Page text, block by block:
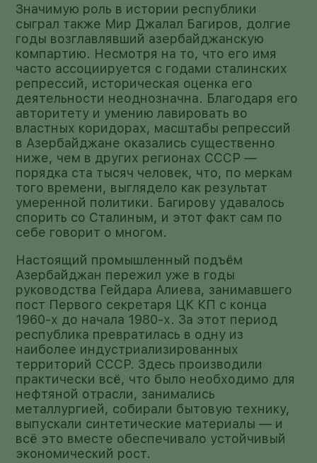
Значимую роль в истории республики
сыграл также Мир Джалал Багиров, долгие
годы возглавлявший азербайджанскую
компартию. Несмотря на то, что его имя
часто ассоциируется с годами сталинских
репрессий, историческая оценка его
деятельности неоднозначна. Благодаря его
авторитету и умению лавировать во
властных коридорах, масштабы репрессий
в Азербайджане оказались существенно
ниже, чем в других регионах СССР —
порядка ста тысяч человек, что, по меркам
того времени, выглядело как результат
умеренной политики. Багирову удавалось
спорить со Сталиным, и этот факт сам по
себе говорит о многом.
Настоящий промышленный подъём
Азербайджан пережил уже в годы
руководства Гейдара Алиева, занимавшего
пост Первого секретаря ЦК КП с конца
1960-х до начала 1980-х. За этот период
республика превратилась в одну из
наиболее индустриализированных
территорий СССР. Здесь производили
практически всё, что было необходимо для
нефтяной отрасли, занимались
металлургией, собирали бытовую технику,
выпускали синтетические материалы — и
всё это вместе обеспечивало устойчивый
экономический рост.